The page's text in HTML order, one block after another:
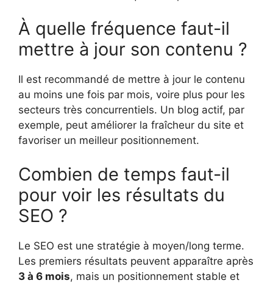
À quelle fréquence faut-il
mettre à jour son contenu ?
Il est recommandé de mettre à jour le contenu
au moins une fois par mois, voire plus pour les
secteurs très concurrentiels. Un blog actif, par
exemple, peut améliorer la fraîcheur du site et
favoriser un meilleur positionnement.
Combien de temps faut-il
pour voir les résultats du
SEO ?
Le SEO est une stratégie à moyen/long terme.
Les premiers résultats peuvent apparaître après
3 à 6 mois, mais un positionnement stable et